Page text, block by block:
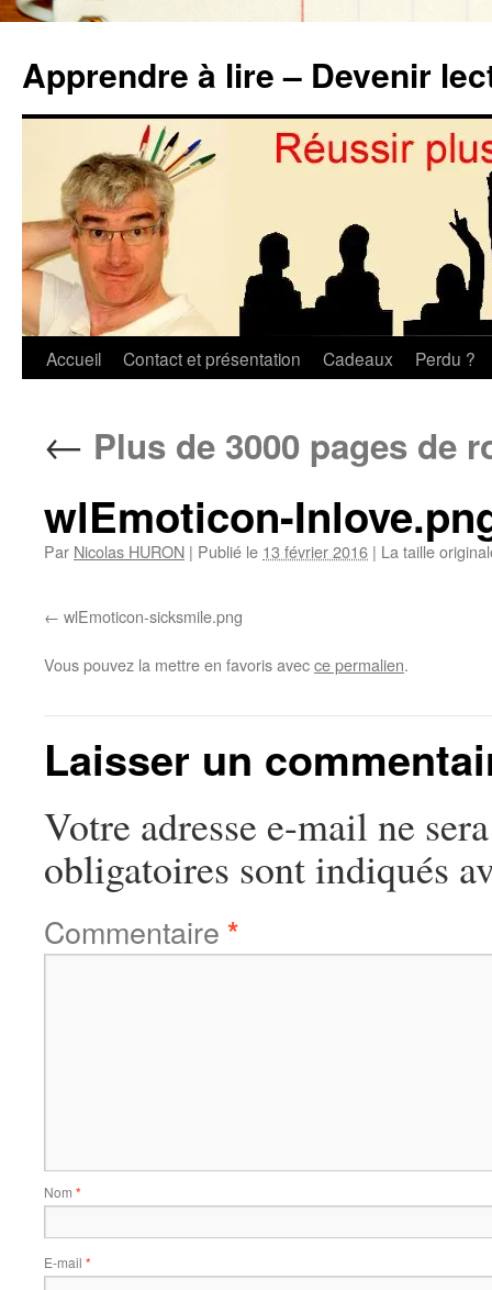
contenu
Apprendre à lire – Devenir
Accueil Contact et présentation Cadeaux Perdu ?
← Plus de 3000 pages de
wlEmoticon-
Par Nicolas HURON | Publié le 13 février 2016 | La taille
wlEmoticon-sicksmile.png
Vous pouvez la mettre en favoris avecce permalien.
Laisser un
Votre adresse e-mail ne
obligatoires sont indiqués
Commentaire *
Nom *
E-mail *